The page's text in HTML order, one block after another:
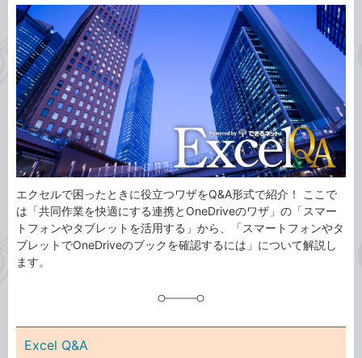
カ
テ
ゴ
リ
事
タ
グ
エクセルで困ったときに役立つワザをQ&A形式で紹介！ ここで
は「共同作業を快適にする連携とOneDriveのワザ」の「スマー
トフォンやタブレットを活用する」から、「スマートフォンやタ
ブレットでOneDriveのブックを確認するには」について解説し
ます。
Excel Q&A